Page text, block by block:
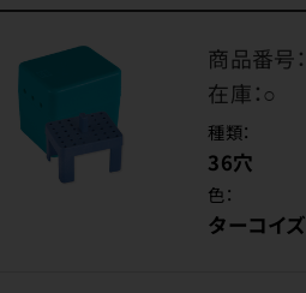
商品番号：
在庫：○
種類：
36穴
色：
ターコイズ